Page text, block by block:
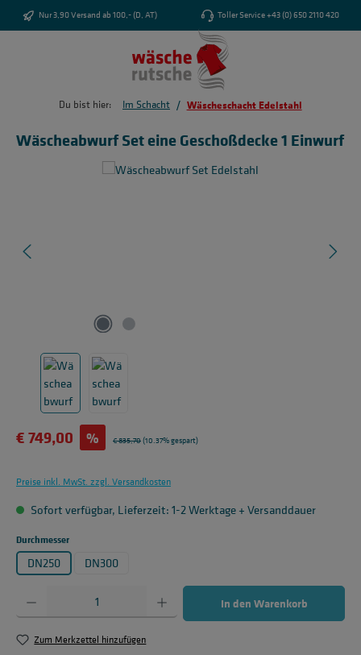
Zum Hauptinhalt springen
Nur 3,90 Versand ab 100,- (D, AT) Toller Service +43 (0) 650 2110 420
Du bist hier: Im Schacht / Wäscheschacht Edelstahl
Wäscheabwurf Set eine Geschoßdecke 1 Einwurf
Bildergalerie überspringen
Verkaufspreis:
€ 749,00 % Regulärer Preis:
€ 835,70(10.37% gespart)
Preise inkl. MwSt. zzgl. Versandkosten
Sofort verfügbar, Lieferzeit: 1-2 Werktage + Versanddauer
Durchmesserauswählen
DN250 DN300
Produkt Anzahl: Gib den gewünschten Wert ein oder benutze die Schaltflächen um
In den Warenkorb
Zum Merkzettel hinzufügen